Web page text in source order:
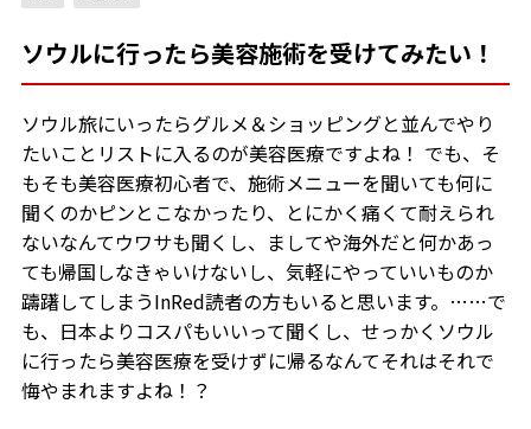
ソウルに行ったら美容施術を受けてみたい！
ソウル旅にいったらグルメ＆ショッピングと並んでやり
たいことリストに入るのが美容医療ですよね！ でも、そ
もそも美容医療初心者で、施術メニューを聞いても何に
聞くのかピンとこなかったり、とにかく痛くて耐えられ
ないなんてウワサも聞くし、ましてや海外だと何かあっ
ても帰国しなきゃいけないし、気軽にやっていいものか
躊躇してしまうInRed読者の方もいると思います。……で
も、日本よりコスパもいいって聞くし、せっかくソウル
に行ったら美容医療を受けずに帰るなんてそれはそれで
悔やまれますよね！？